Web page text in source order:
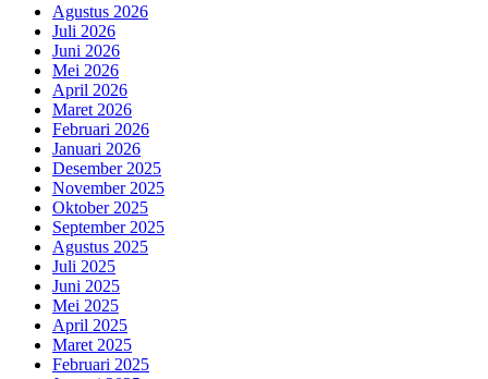
Agustus 2026
Juli 2026
Juni 2026
Mei 2026
April 2026
Maret 2026
Februari 2026
Januari 2026
Desember 2025
November 2025
Oktober 2025
September 2025
Agustus 2025
Juli 2025
Juni 2025
Mei 2025
April 2025
Maret 2025
Februari 2025